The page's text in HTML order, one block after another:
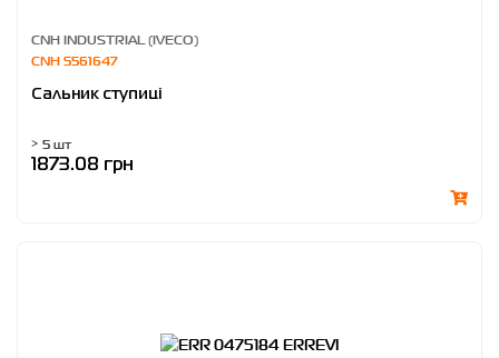
CNH INDUSTRIAL (IVECO)
CNH 5561647
Сальник ступиці
> 5 шт
1873.08 грн